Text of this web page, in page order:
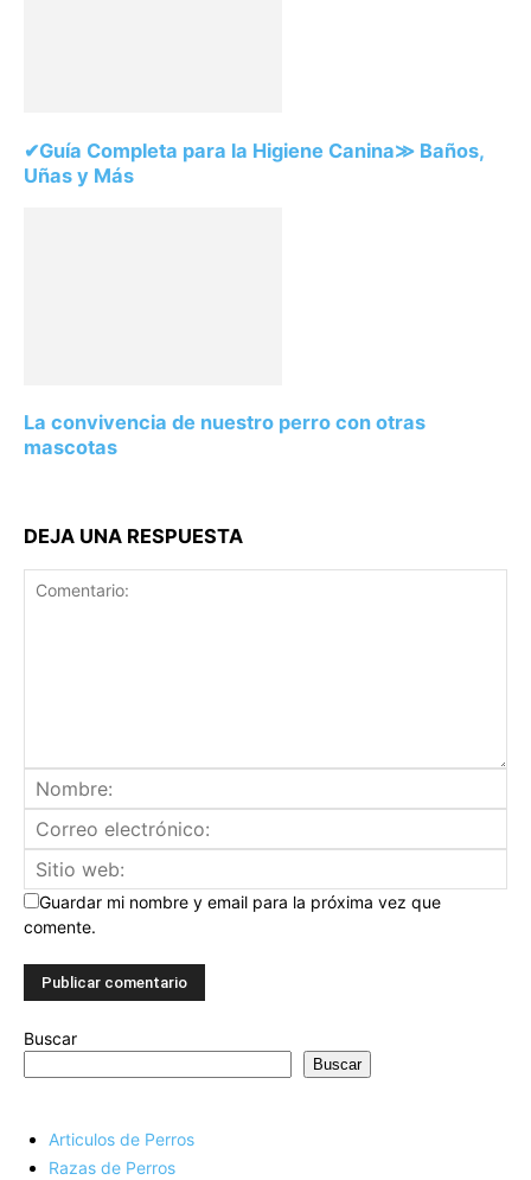
✔Guía Completa para la Higiene Canina≫ Baños,
Uñas y Más
La convivencia de nuestro perro con otras
mascotas
DEJA UNA RESPUESTA
Guardar mi nombre y email para la próxima vez que
comente.
Buscar
Buscar
Articulos de Perros
Razas de Perros